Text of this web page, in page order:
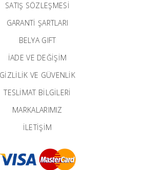
SATIŞ SÖZLEŞMESİ
GARANTI ŞARTLARI
BELYA GIFT
İADE VE DEĞİŞİM
GİZLİLİK VE GÜVENLİK
TESLİMAT BİLGİLERİ
MARKALARIMIZ
İLETIŞIM